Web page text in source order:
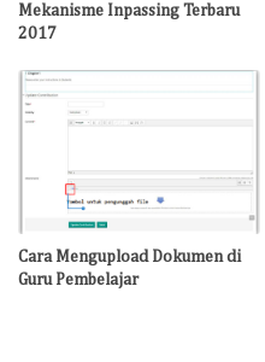
Mekanisme Inpassing Terbaru
2017
Cara Mengupload Dokumen di
Guru Pembelajar